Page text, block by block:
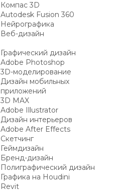
Компас 3D
Autodesk Fusion 360
Нейрографика
Веб-дизайн
Графический дизайн
Adobe Photoshop
3D-моделирование
Дизайн мобильных
приложений
3D MAX
Adobe Illustrator
Дизайн интерьеров
Adobe After Effects
Скетчинг
Геймдизайн
Бренд-дизайн
Полиграфический дизайн
Графика на Houdini
Revit